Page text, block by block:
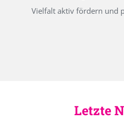
Vielfalt aktiv fördern und
Letzte